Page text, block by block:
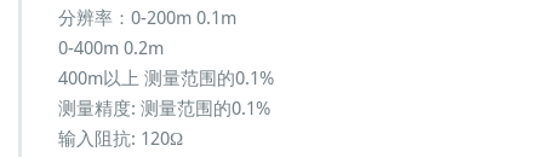
分辨率：0-200m 0.1m
0-400m 0.2m
400m以上 测量范围的0.1%
测量精度: 测量范围的0.1%
输入阻抗: 120Ω